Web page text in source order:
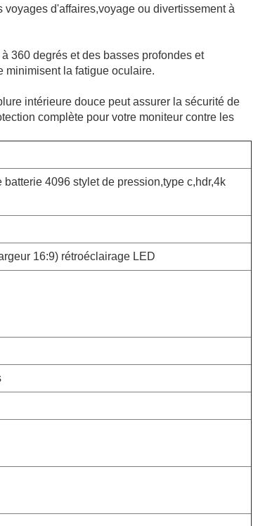
d'affaires,voyage ou divertissement à
360 degrés et des basses profondes et
minimisent la fatigue oculaire.
intérieure douce peut assurer la sécurité de
complète pour votre moniteur contre les
4096 stylet de pression,type c,hdr,4k
16:9) rétroéclairage LED